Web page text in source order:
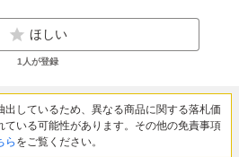
ほしい
1 人が登録
出しているため、異なる商品に関する落札価
ている可能性があります。その他の免責事項
ら をご覧ください。